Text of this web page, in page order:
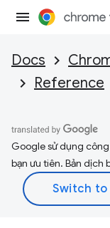
Docs
Reference
Google sử dụng
bạn ưu tiên. Bản dịch